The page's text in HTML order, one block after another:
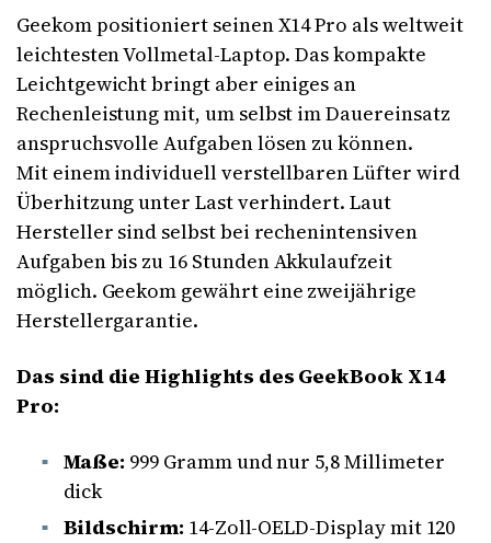
Geekom positioniert seinen X14 Pro als weltweit
leichtesten Vollmetal-Laptop. Das kompakte
Leichtgewicht bringt aber einiges an
Rechenleistung mit, um selbst im Dauereinsatz
anspruchsvolle Aufgaben lösen zu können.
Mit einem individuell verstellbaren Lüfter wird
Überhitzung unter Last verhindert. Laut
Hersteller sind selbst bei rechenintensiven
Aufgaben bis zu 16 Stunden Akkulaufzeit
möglich. Geekom gewährt eine zweijährige
Herstellergarantie.
Das sind die Highlights des GeekBook X14
Pro:
Maße: 999 Gramm und nur 5,8 Millimeter
dick
Bildschirm: 14-Zoll-OELD-Display mit 120